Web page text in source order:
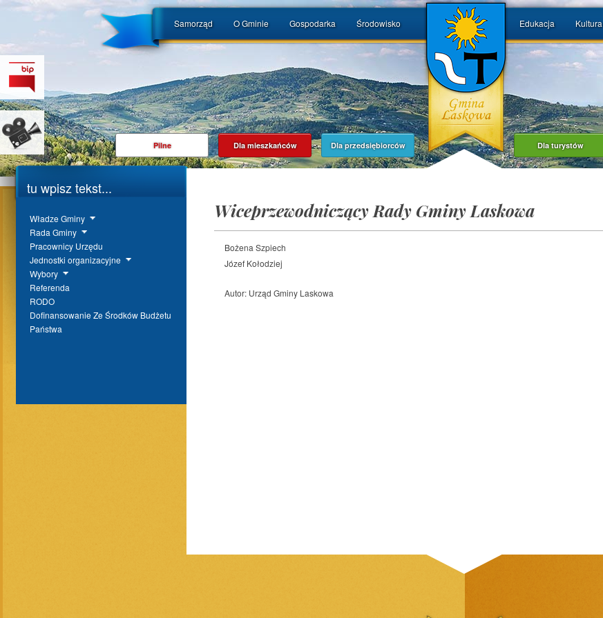
Samorząd O Gminie Gospodarka Środowisko Edukacja Kultura
Pilne Dla mieszkańców Dla przedsiębiorców Dla turystów
tu wpisz tekst...
Władze Gminy
Rada Gminy
Pracownicy Urzędu
Jednostki organizacyjne
Wybory
Referenda
RODO
Dofinansowanie Ze Środków Budżetu
Państwa
Wiceprzewodniczący Rady Gminy Laskowa
Bożena Szpiech
Józef Kołodziej
Autor: Urząd Gminy Laskowa